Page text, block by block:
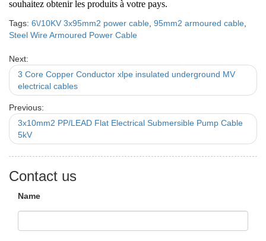
souhaitez obtenir les produits à votre pays.
Tags: 6\/10KV 3x95mm2 power cable 95mm2 armoured cable
Steel Wire Armoured Power Cable
Next:
3 Core Copper Conductor xlpe insulated underground MV
electrical cables
Previous:
3x10mm2 PP/LEAD Flat Electrical Submersible Pump Cable
5kV
Contact us
Name